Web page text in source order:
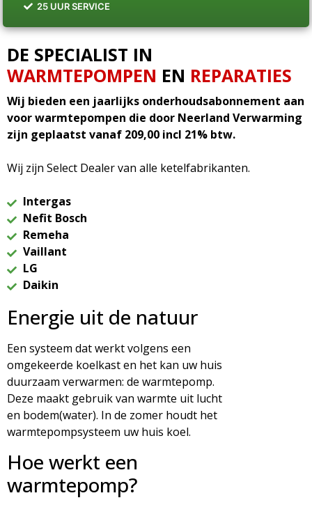
25 UUR SERVICE
DE SPECIALIST IN
WARMTEPOMPEN EN REPARATIES
Wij bieden een jaarlijks onderhoudsabonnement aan
voor warmtepompen die door Neerland Verwarming
zijn geplaatst vanaf 209,00 incl 21% btw.
Wij zijn Select Dealer van alle ketelfabrikanten.
Intergas
Nefit Bosch
Remeha
Vaillant
LG
Daikin
Energie uit de natuur
Een systeem dat werkt volgens een
omgekeerde koelkast en het kan uw huis
duurzaam verwarmen: de warmtepomp.
Deze maakt gebruik van warmte uit lucht
en bodem(water). In de zomer houdt het
warmtepompsysteem uw huis koel.
Hoe werkt een
warmtepomp?